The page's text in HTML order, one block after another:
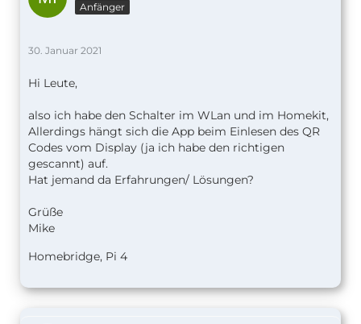
Anfänger
30. Januar 2021
Hi Leute,
also ich habe den Schalter im WLan und im Homekit,
Allerdings hängt sich die App beim Einlesen des QR
Codes vom Display (ja ich habe den richtigen
gescannt) auf.
Hat jemand da Erfahrungen/ Lösungen?
Grüße
Mike
Homebridge, Pi 4